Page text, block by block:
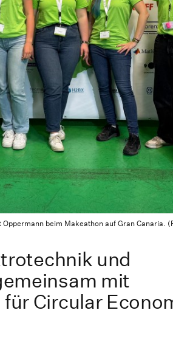
beim Makeathon auf Gran Canaria.
und
mit
Circular